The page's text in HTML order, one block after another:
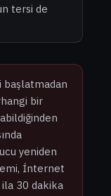
tersi de
başlatmadan
bir
yeniden
İnternet
ila 30 dakika